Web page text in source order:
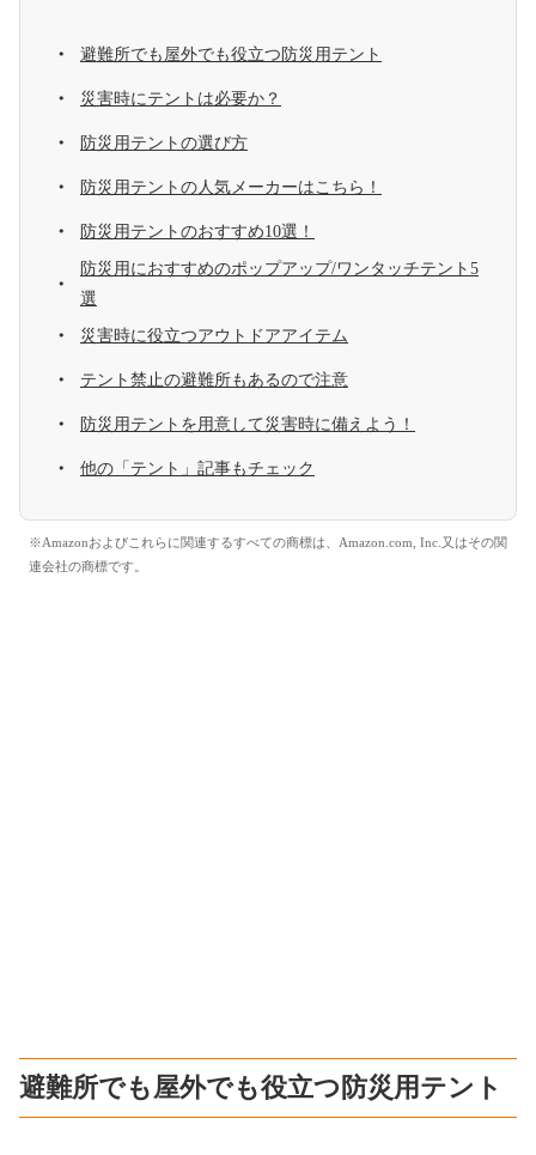
避難所でも屋外でも役立つ防災用テント
災害時にテントは必要か？
防災用テントの選び方
防災用テントの人気メーカーはこちら！
防災用テントのおすすめ10選！
防災用におすすめのポップアップ/ワンタッチテント5
選
災害時に役立つアウトドアアイテム
テント禁止の避難所もあるので注意
防災用テントを用意して災害時に備えよう！
他の「テント」記事もチェック
※Amazonおよびこれらに関連するすべての商標は、Amazon.com, Inc.又はその関
連会社の商標です。
避難所でも屋外でも役立つ防災用テント